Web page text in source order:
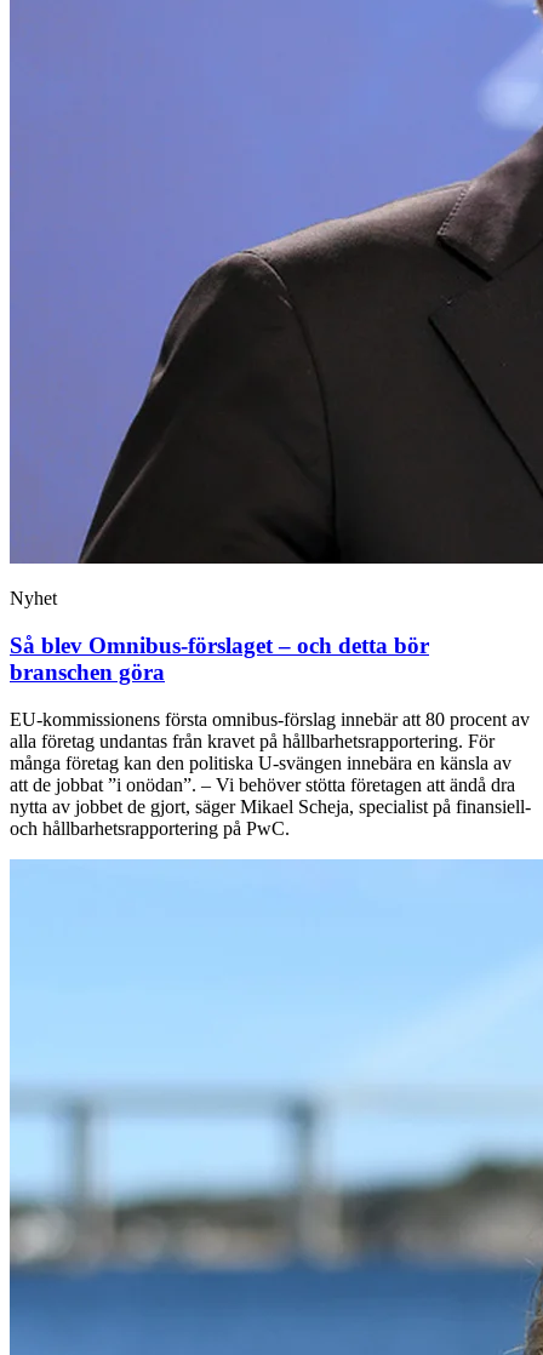
Nyhet
Så blev Omnibus-förslaget – och detta bör
branschen göra
EU-kommissionens första omnibus-förslag innebär att 80 procent av
alla företag undantas från kravet på hållbarhetsrapportering. För
många företag kan den politiska U-svängen innebära en känsla av
att de jobbat ”i onödan”. – Vi behöver stötta företagen att ändå dra
nytta av jobbet de gjort, säger Mikael Scheja, specialist på finansiell-
och hållbarhetsrapportering på PwC.